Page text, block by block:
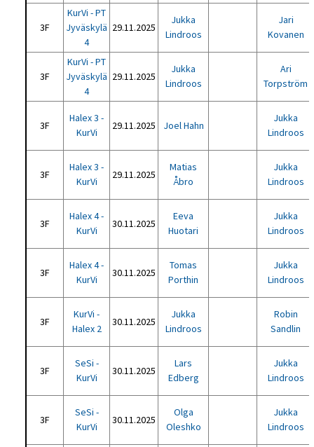
3F
KurVi - PT
Jyväskylä
4
29.11.2025
Jukka
Lindroos
Jari
Kovanen
3F
KurVi - PT
Jyväskylä
4
29.11.2025
Jukka
Lindroos
Ari
Torpström
3F
Halex 3 -
KurVi
29.11.2025 Joel Hahn
Jukka
Lindroos
3F
Halex 3 -
KurVi
29.11.2025
Matias
Åbro
Jukka
Lindroos
3F
Halex 4 -
KurVi
30.11.2025
Eeva
Huotari
Jukka
Lindroos
3F
Halex 4 -
KurVi
30.11.2025
Tomas
Porthin
Jukka
Lindroos
3F
KurVi -
Halex 2
30.11.2025
Jukka
Lindroos
Robin
Sandlin
3F
SeSi -
KurVi
30.11.2025
Lars
Edberg
Jukka
Lindroos
3F
SeSi -
KurVi
30.11.2025
Olga
Oleshko
Jukka
Lindroos